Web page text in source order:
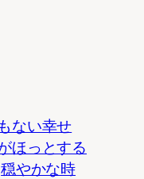
ない幸せ
ほっとする
穏やかな時